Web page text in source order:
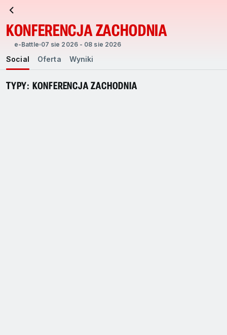
KONFERENCJA ZACHODNIA
e-Battle 07 sie 2026 - 08 sie 2026
Social Oferta Wyniki
TYPY: KONFERENCJA ZACHODNIA